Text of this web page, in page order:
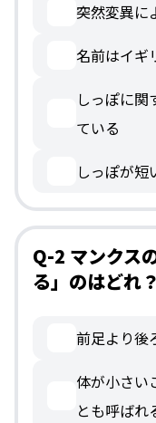
突然変異に
名前はイギ
しっぽに関
ている
しっぽが短
Q-2 マンクス
る」のはどれ？
前足より後
体が小さい
とも呼ばれ